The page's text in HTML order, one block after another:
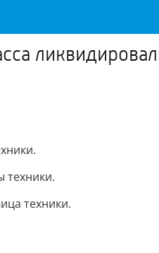
техники.
техники.